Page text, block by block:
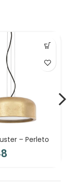
– Perleto